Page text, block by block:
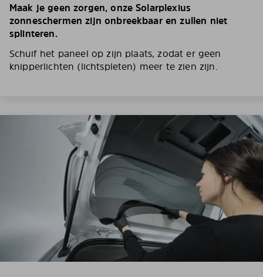
Maak je geen zorgen, onze Solarplexius
zonneschermen zijn onbreekbaar en zullen niet
splinteren.
Schuif het paneel op zijn plaats, zodat er geen
knipperlichten (lichtspleten) meer te zien zijn.